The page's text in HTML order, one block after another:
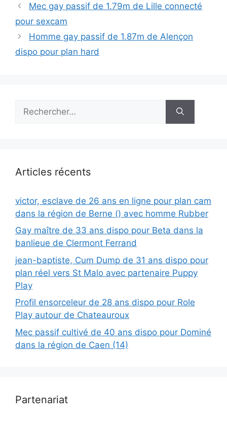
Mec gay passif de 1.79m de Lille connecté
pour sexcam
Homme gay passif de 1.87m de Alençon
dispo pour plan hard
Articles récents
victor, esclave de 26 ans en ligne pour plan cam
dans la région de Berne () avec homme Rubber
Gay maître de 33 ans dispo pour Beta dans la
banlieue de Clermont Ferrand
jean-baptiste, Cum Dump de 31 ans dispo pour
plan réel vers St Malo avec partenaire Puppy
Play
Profil ensorceleur de 28 ans dispo pour Role
Play autour de Chateauroux
Mec passif cultivé de 40 ans dispo pour Dominé
dans la région de Caen (14)
Partenariat